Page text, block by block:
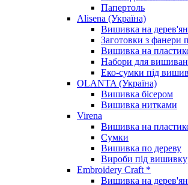
Папертоль
Alisena (Україна)
Вишивка на
Заготовки з фанери
Вишивка на
Набори для
Еко-сумки під
OLANTA (Україна)
Вишивка бісером
Вишивка нитками
Virena
Вишивка на
Сумки
Вишивка по дереву
Вироби під вишивку
Embroidery Craft *
Вишивка на